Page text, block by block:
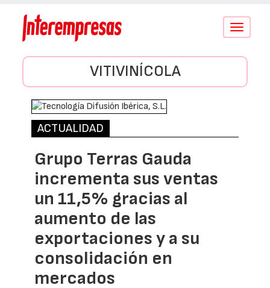
Conmutar
VITIVINÍCOLA
ACTUALIDAD
Grupo Terras Gauda
incrementa sus ventas
un 11,5% gracias al
aumento de las
exportaciones y a su
consolidación en
mercados